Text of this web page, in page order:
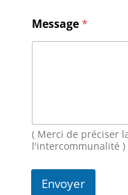
a
i
l
g
e
Message*
( Merci de préciser
l'intercommunalité )
Envoyer